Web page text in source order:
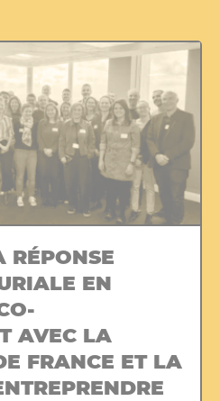
RÉPONSE
EN
AVEC LA
FRANCE ET LA